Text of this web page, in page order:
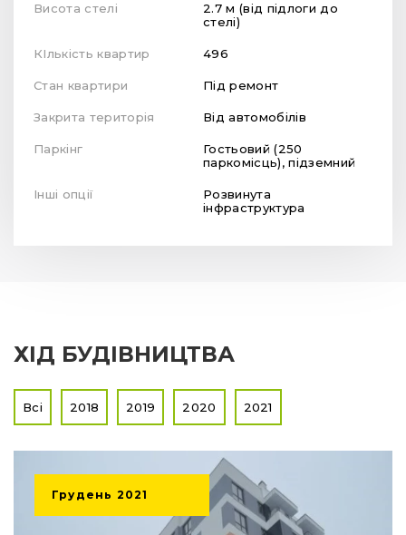
Висота стелі
2.7 м (від підлоги до
стелі)
КІлькість квартир 496
Стан квартири Під ремонт
Закрита територія Від автомобілів
Паркінг
Гостьовий (250
паркомісць), підземний
Інші опції
Розвинута
інфраструктура
ХІД БУДІВНИЦТВА
Всі 2018 2019 2020 2021
Грудень 2021